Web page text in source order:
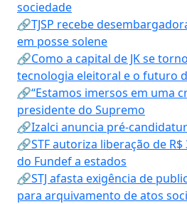
sociedade
🔗TJSP recebe
em posse solene
🔗Como a capital de JK se
tecnologia eleitoral e o futuro
🔗“Estamos imersos em uma
presidente do Supremo
🔗Izalci anuncia pré-
🔗STF autoriza liberação de
do Fundef a estados
🔗STJ afasta exigência de
para arquivamento de atos